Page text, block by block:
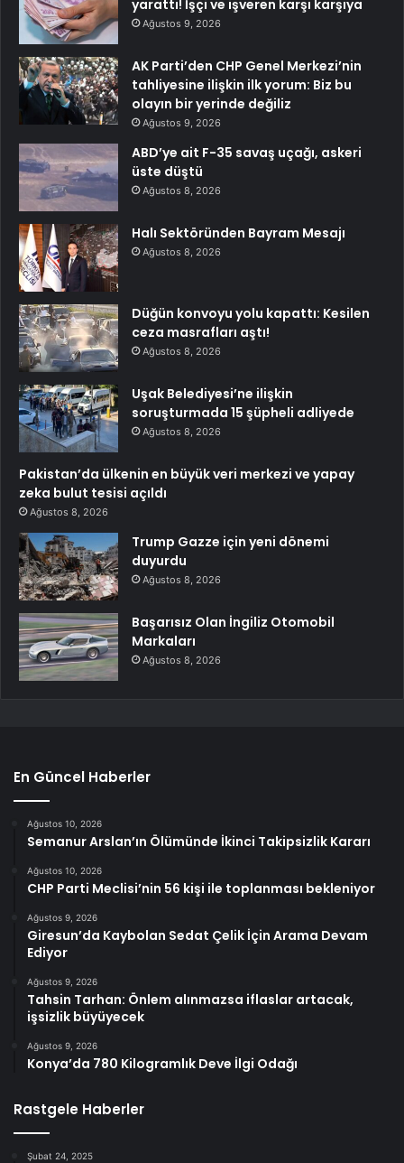
yarattı! İşçi ve işveren karşı karşıya
Ağustos 9, 2026
AK Parti’den CHP Genel Merkezi’nin
tahliyesine ilişkin ilk yorum: Biz bu
olayın bir yerinde değiliz
Ağustos 9, 2026
ABD’ye ait F-35 savaş uçağı, askeri
üste düştü
Ağustos 8, 2026
Halı Sektöründen Bayram Mesajı
Ağustos 8, 2026
Düğün konvoyu yolu kapattı: Kesilen
ceza masrafları aştı!
Ağustos 8, 2026
Uşak Belediyesi’ne ilişkin
soruşturmada 15 şüpheli adliyede
Ağustos 8, 2026
Pakistan’da ülkenin en büyük veri merkezi ve yapay
zeka bulut tesisi açıldı
Ağustos 8, 2026
Trump Gazze için yeni dönemi
duyurdu
Ağustos 8, 2026
Başarısız Olan İngiliz Otomobil
Markaları
Ağustos 8, 2026
En Güncel Haberler
Ağustos 10, 2026
Semanur Arslan’ın Ölümünde İkinci Takipsizlik Kararı
Ağustos 10, 2026
CHP Parti Meclisi’nin 56 kişi ile toplanması bekleniyor
Ağustos 9, 2026
Giresun’da Kaybolan Sedat Çelik İçin Arama Devam
Ediyor
Ağustos 9, 2026
Tahsin Tarhan: Önlem alınmazsa iflaslar artacak,
işsizlik büyüyecek
Ağustos 9, 2026
Konya’da 780 Kilogramlık Deve İlgi Odağı
Rastgele Haberler
Şubat 24, 2025